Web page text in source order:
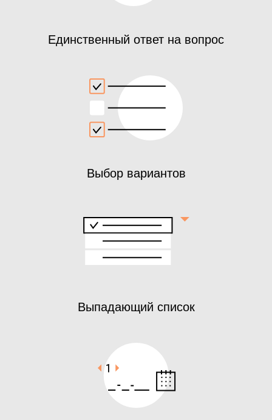
Единственный ответ на вопрос
Выбор вариантов
Выпадающий список